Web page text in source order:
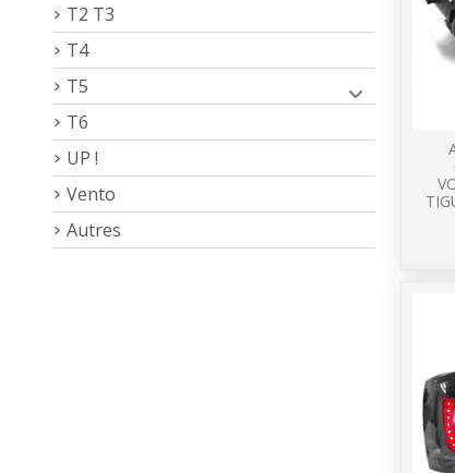
T2 T3
T4
T5
T6
UP !
Vento
Autres